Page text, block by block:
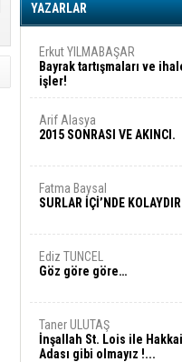
YAZARLAR
Erkut YILMABAŞAR
Bayrak tartışmaları ve
işler!
Arif Alasya
2015 SONRASI VE AKINCI.
Fatma Baysal
SURLAR İÇİ’NDE
Ediz TUNCEL
Göz göre göre…
Taner ULUTAŞ
İnşallah St. Lois ile
Adası gibi olmayız !...